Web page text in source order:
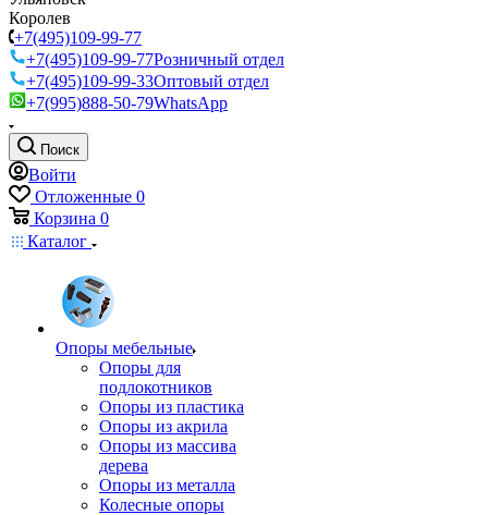
Королев
+7(495)109-99-77
+7(495)109-99-77Розничный отдел
+7(495)109-99-33Оптовый отдел
+7(995)888-50-79WhatsApp
Поиск
Войти
Отложенные 0
Корзина 0
Каталог
Опоры мебельные
Опоры для
подлокотников
Опоры из пластика
Опоры из акрила
Опоры из массива
дерева
Опоры из металла
Колесные опоры